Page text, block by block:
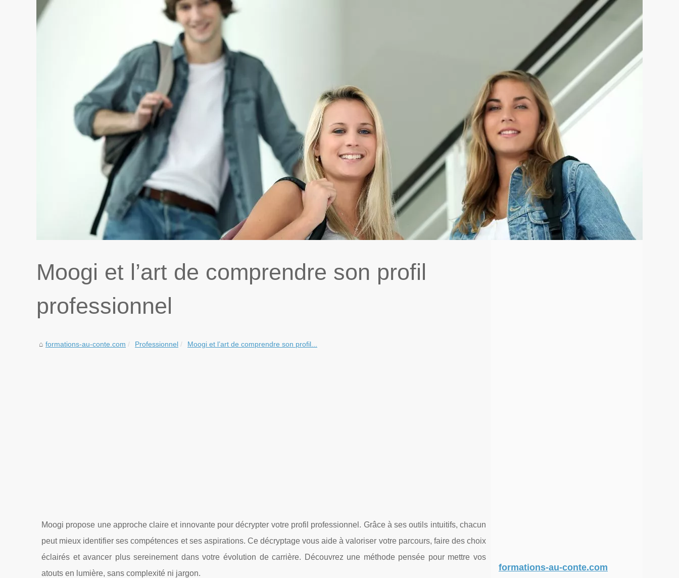
Moogi et l’art de comprendre son profil
professionnel
formations-au-conte.com Professionnel Moogi et l’art de comprendre son profil...
Moogi propose une approche claire et innovante pour décrypter votre profil professionnel. Grâce à ses outils intuitifs, chacun
peut mieux identifier ses compétences et ses aspirations. Ce décryptage vous aide à valoriser votre parcours, faire des choix
éclairés et avancer plus sereinement dans votre évolution de carrière. Découvrez une méthode pensée pour mettre vos
atouts en lumière, sans complexité ni jargon.
formations-au-conte.com